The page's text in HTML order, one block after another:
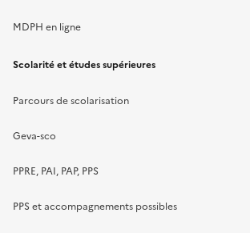
MDPH en ligne
Scolarité et études supérieures
Parcours de scolarisation
Geva-sco
PPRE, PAI, PAP, PPS
PPS et accompagnements possibles